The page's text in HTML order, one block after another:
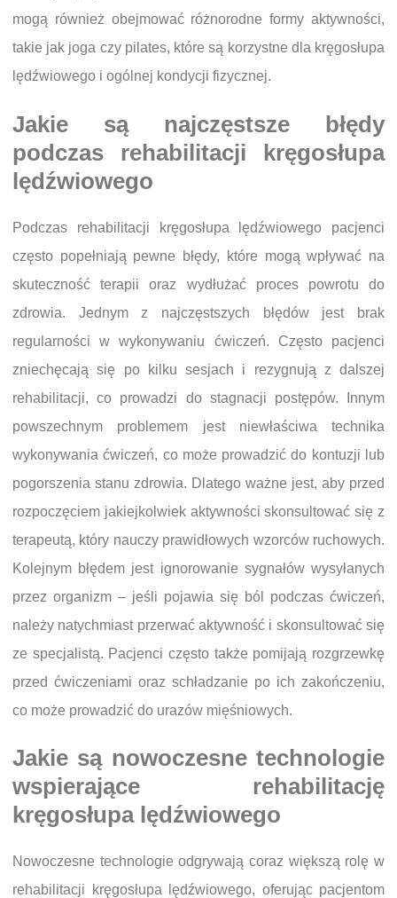
mogą również obejmować różnorodne formy aktywności,
takie jak joga czy pilates, które są korzystne dla kręgosłupa
lędźwiowego i ogólnej kondycji fizycznej.
Jakie są najczęstsze błędy
podczas rehabilitacji kręgosłupa
lędźwiowego
Podczas rehabilitacji kręgosłupa lędźwiowego pacjenci
często popełniają pewne błędy, które mogą wpływać na
skuteczność terapii oraz wydłużać proces powrotu do
zdrowia. Jednym z najczęstszych błędów jest brak
regularności w wykonywaniu ćwiczeń. Często pacjenci
zniechęcają się po kilku sesjach i rezygnują z dalszej
rehabilitacji, co prowadzi do stagnacji postępów. Innym
powszechnym problemem jest niewłaściwa technika
wykonywania ćwiczeń, co może prowadzić do kontuzji lub
pogorszenia stanu zdrowia. Dlatego ważne jest, aby przed
rozpoczęciem jakiejkolwiek aktywności skonsultować się z
terapeutą, który nauczy prawidłowych wzorców ruchowych.
Kolejnym błędem jest ignorowanie sygnałów wysyłanych
przez organizm – jeśli pojawia się ból podczas ćwiczeń,
należy natychmiast przerwać aktywność i skonsultować się
ze specjalistą. Pacjenci często także pomijają rozgrzewkę
przed ćwiczeniami oraz schładzanie po ich zakończeniu,
co może prowadzić do urazów mięśniowych.
Jakie są nowoczesne technologie
wspierające rehabilitację
kręgosłupa lędźwiowego
Nowoczesne technologie odgrywają coraz większą rolę w
rehabilitacji kręgosłupa lędźwiowego, oferując pacjentom